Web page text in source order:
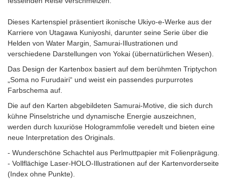
Dieses Kartenspiel präsentiert ikonische Ukiyo-e-Werke aus der
Karriere von Utagawa Kuniyoshi, darunter seine Serie über die
Helden von Water Margin, Samurai-Illustrationen und
verschiedene Darstellungen von Yokai (übernatürlichen Wesen).
Das Design der Kartenbox basiert auf dem berühmten Triptychon
„Soma no Furudairi“ und weist ein passendes purpurrotes
Farbschema auf.
Die auf den Karten abgebildeten Samurai-Motive, die sich durch
kühne Pinselstriche und dynamische Energie auszeichnen,
werden durch luxuriöse Hologrammfolie veredelt und bieten eine
neue Interpretation des Originals.
- Wunderschöne Schachtel aus Perlmuttpapier mit Folienprägung.
- Vollflächige Laser-HOLO-Illustrationen auf der Kartenvorderseite
(Index ohne Punkte).